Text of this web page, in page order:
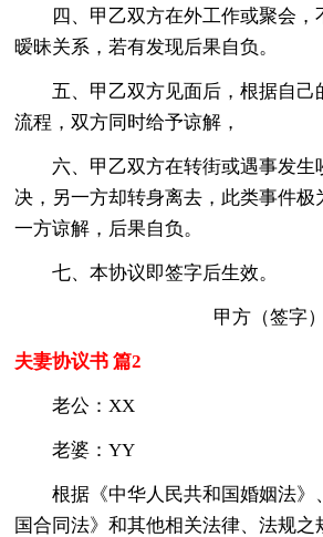
四、甲乙双方在外工作或聚会，
暧昧关系，若有发现后果自负。
五、甲乙双方见面后，根据自己
流程，双方同时给予谅解，
六、甲乙双方在转街或遇事发生
决，另一方却转身离去，此类事件极
一方谅解，后果自负。
七、本协议即签字后生效。
甲方（签字）
夫妻协议书 篇2
老公：XX
老婆：YY
根据《中华人民共和国婚姻法》
国合同法》和其他相关法律、法规之